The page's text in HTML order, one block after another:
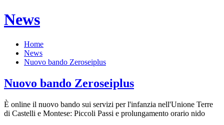
News
Home
News
Nuovo bando Zeroseiplus
Nuovo bando Zeroseiplus
È online il nuovo bando sui servizi per l'infanzia nell'Unione Terre
di Castelli e Montese: Piccoli Passi e prolungamento orario nido